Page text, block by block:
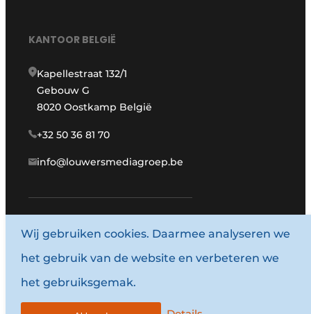
KANTOOR BELGIË
Kapellestraat 132/1
Gebouw G
8020 Oostkamp België
+32 50 36 81 70
info@louwersmediagroep.be
www.louwersmediagroep.com
© 1987 - 2026 Louwersmediagroep.
Algemene voorwaarden
Wij gebruiken cookies. Daarmee analyseren we
het gebruik van de website en verbeteren we
het gebruiksgemak.